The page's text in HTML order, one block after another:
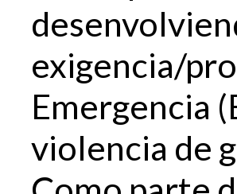
exigencia/
Emergencia
violencia de